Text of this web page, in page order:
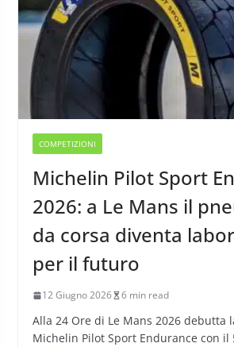
COMPETIZIONI
Michelin Pilot Sport
2026: a Le Mans il
da corsa diventa
per il futuro
12 Giugno 2026 6 min read
Alla 24 Ore di Le Mans 2026 debutta
Michelin Pilot Sport Endurance con il